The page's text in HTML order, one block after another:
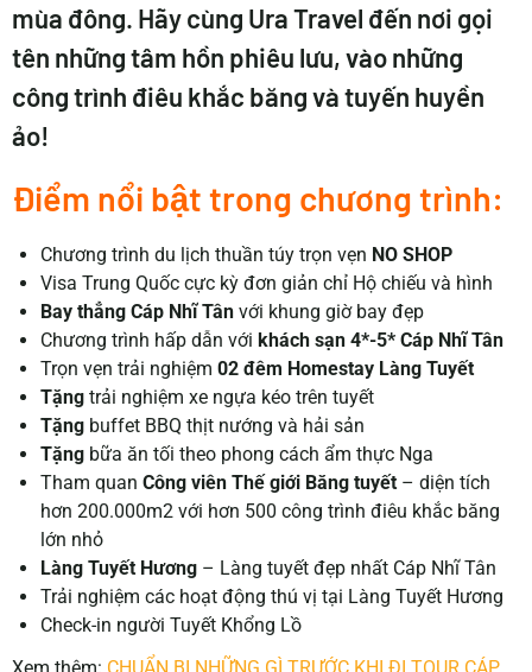
mùa đông. Hãy cùng Ura Travel đến nơi gọi
tên những tâm hồn phiêu lưu, vào những
công trình điêu khắc băng và tuyến huyền
ảo!
Điểm nổi bật trong chương trình:
Chương trình du lịch thuần túy trọn vẹn NO SHOP
Visa Trung Quốc cực kỳ đơn giản chỉ Hộ chiếu và hình
Bay thẳng Cáp Nhĩ Tânvới khung giờ bay đẹp
Chương trình hấp dẫn vớikhách sạn 4*-5* Cáp Nhĩ Tân
Trọn vẹn trải nghiệm02 đêm Homestay Làng Tuyết
Tặng trải nghiệm xe ngựa kéo trên tuyết
Tặng buffet BBQ thịt nướng và hải sản
Tặng bữa ăn tối theo phong cách ẩm thực Nga
Tham quanCông viên Thế giới Băng tuyết – diện tích
hơn 200.000m2 với hơn 500 công trình điêu khắc băng
lớn nhỏ
Làng Tuyết Hương – Làng tuyết đẹp nhất Cáp Nhĩ Tân
Trải nghiệm các hoạt động thú vị tại Làng Tuyết Hương
Check-in người Tuyết Khổng Lồ